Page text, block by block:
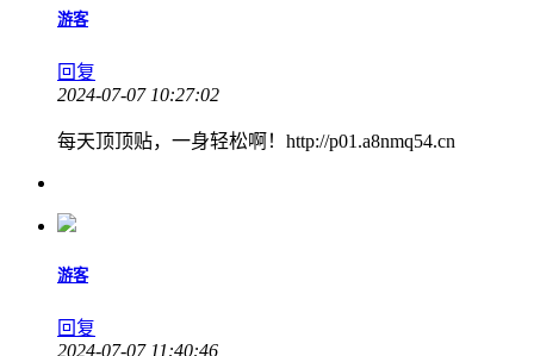
游客
回复
2024-07-07 10:27:02
每天顶顶贴，一身轻松啊！http://p01.a8nmq54.cn
游客
回复
2024-07-07 11:40:46